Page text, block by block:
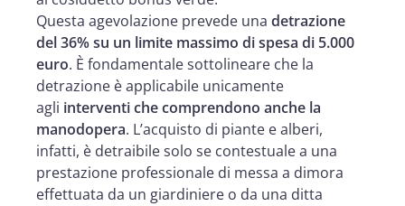
Questa agevolazione prevede una detrazione
del 36% su un limite massimo di spesa di 5.000
euro. È fondamentale sottolineare che la
detrazione è applicabile unicamente
agli interventi che comprendono anche la
manodopera. L’acquisto di piante e alberi,
infatti, è detraibile solo se contestuale a una
prestazione professionale di messa a dimora
effettuata da un giardiniere o da una ditta